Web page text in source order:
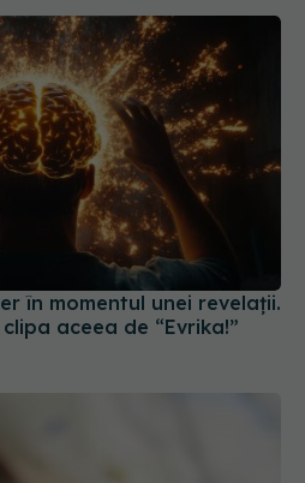
în momentul unei revelații.
aceea de “Evrika!”